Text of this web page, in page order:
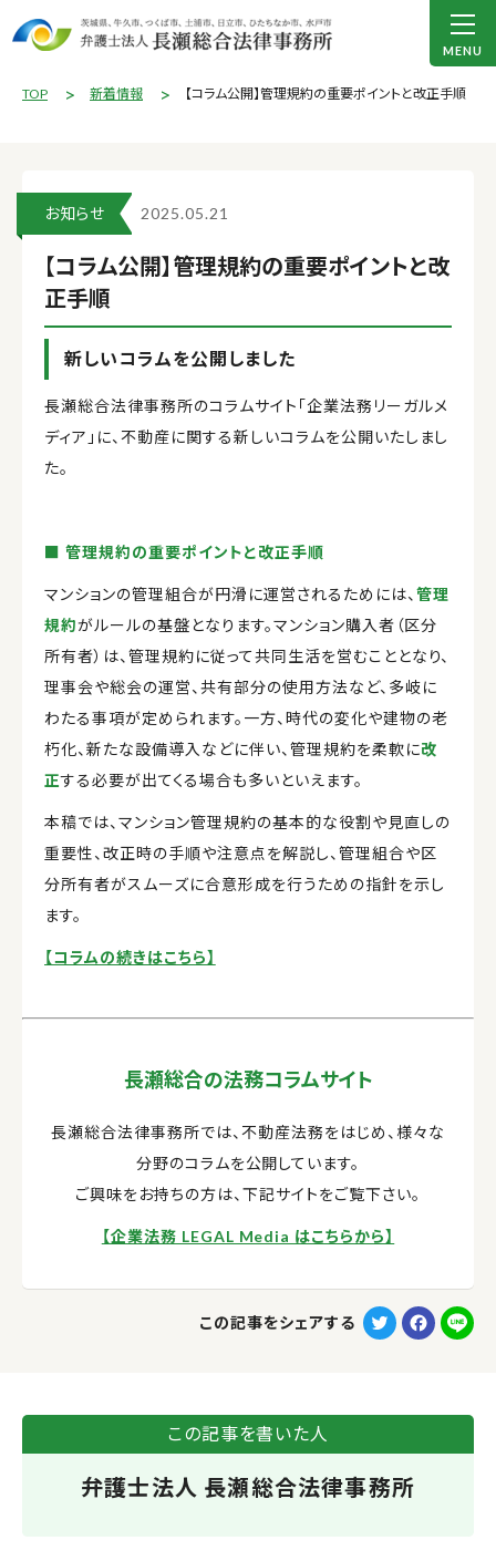
TOP 新着情報 【コラム公開】管理規約の重要ポイントと改正手順
お知らせ 2025.05.21
【コラム公開】管理規約の重要ポイントと改
正手順
新しいコラムを公開しました
長瀬総合法律事務所のコラムサイト「企業法務リーガルメ
ディア」に、不動産に関する新しいコラムを公開いたしまし
た。
■ 管理規約の重要ポイントと改正手順
マンションの管理組合が円滑に運営されるためには、 管理
規約がルールの基盤となります。マンション購入者（区分
所有者）は、管理規約に従って共同生活を営むこととなり、
理事会や総会の運営、共有部分の使用方法など、多岐に
わたる事項が定められます。一方、時代の変化や建物の老
朽化、新たな設備導入などに伴い、管理規約を柔軟に改
正する必要が出てくる場合も多いといえます。
本稿では、マンション管理規約の基本的な役割や見直しの
重要性、改正時の手順や注意点を解説し、管理組合や区
分所有者がスムーズに合意形成を行うための指針を示し
ます。
【コラムの続きはこちら】
長瀬総合の法務コラムサイト
長瀬総合法律事務所では、不動産法務をはじめ、様々な
分野のコラムを公開しています。
ご興味をお持ちの方は、下記サイトをご覧下さい。
【企業法務 LEGAL Media はこちらから】
この記事をシェアする
T
t
t
e
F
e
b
L
e
この記事を書いた人
弁護士法人 長瀬総合法律事務所